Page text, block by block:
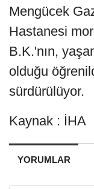
Mengücek
Hastanesi
B.K.'nın,
olduğu
sürdürülüyor.
Kaynak : İHA
YORUMLAR